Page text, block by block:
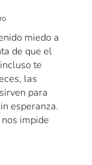
miedo a
de que el
te
las
para
esperanza.
impide